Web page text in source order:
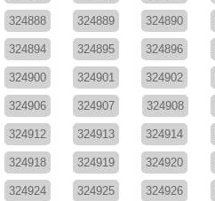
324888 324889 324890
324894 324895 324896
324900 324901 324902
324906 324907 324908
324912 324913 324914
324918 324919 324920
324924 324925 324926